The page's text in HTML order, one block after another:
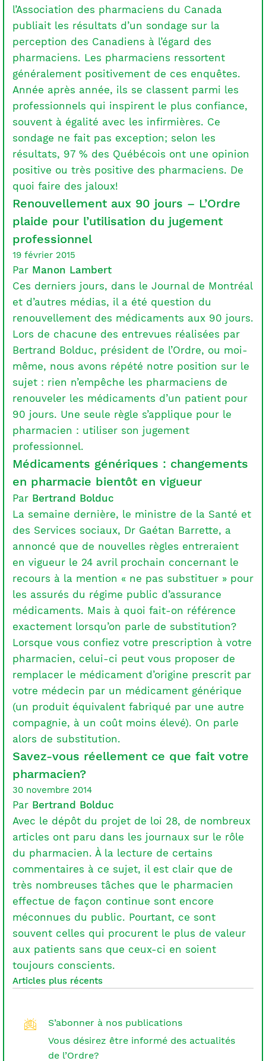
l’Association des pharmaciens du Canada
publiait les résultats d’un sondage sur la
perception des Canadiens à l’égard des
pharmaciens. Les pharmaciens ressortent
généralement positivement de ces enquêtes.
Année après année, ils se classent parmi les
professionnels qui inspirent le plus confiance,
souvent à égalité avec les infirmières. Ce
sondage ne fait pas exception; selon les
résultats, 97 % des Québécois ont une opinion
positive ou très positive des pharmaciens. De
quoi faire des jaloux!
Renouvellement aux 90 jours – L’Ordre
plaide pour l’utilisation du jugement
professionnel
19 février 2015
Par Manon Lambert
Ces derniers jours, dans le Journal de Montréal
et d’autres médias, il a été question du
renouvellement des médicaments aux 90 jours.
Lors de chacune des entrevues réalisées par
Bertrand Bolduc, président de l’Ordre, ou moi-
même, nous avons répété notre position sur le
sujet : rien n’empêche les pharmaciens de
renouveler les médicaments d’un patient pour
90 jours. Une seule règle s’applique pour le
pharmacien : utiliser son jugement
professionnel.
Médicaments génériques : changements
en pharmacie bientôt en vigueur
Par Bertrand Bolduc
La semaine dernière, le ministre de la Santé et
des Services sociaux, Dr Gaétan Barrette, a
annoncé que de nouvelles règles entreraient
en vigueur le 24 avril prochain concernant le
recours à la mention « ne pas substituer » pour
les assurés du régime public d’assurance
médicaments. Mais à quoi fait-on référence
exactement lorsqu’on parle de substitution?
Lorsque vous confiez votre prescription à votre
pharmacien, celui-ci peut vous proposer de
remplacer le médicament d’origine prescrit par
votre médecin par un médicament générique
(un produit équivalent fabriqué par une autre
compagnie, à un coût moins élevé). On parle
alors de substitution.
Savez-vous réellement ce que fait votre
pharmacien?
30 novembre 2014
Par Bertrand Bolduc
Avec le dépôt du projet de loi 28, de nombreux
articles ont paru dans les journaux sur le rôle
du pharmacien. À la lecture de certains
commentaires à ce sujet, il est clair que de
très nombreuses tâches que le pharmacien
effectue de façon continue sont encore
méconnues du public. Pourtant, ce sont
souvent celles qui procurent le plus de valeur
aux patients sans que ceux-ci en soient
toujours conscients.
Navigation
articles
Articles plus récents
S’abonner à nos publications
Vous désirez être informé des actualités
de l’Ordre?